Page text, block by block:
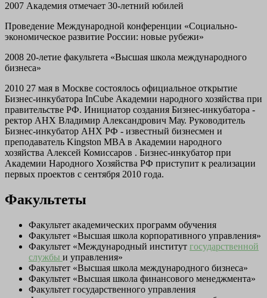
2007 Академия отмечает 30-летний юбилей
Проведение Международной конференции «Социально-
экономическое развитие России: новые рубежи»
2008 20-летие факультета «Высшая школа международного
бизнеса»
2010 27 мая в Москве состоялось официальное открытие
Бизнес-инкубатора InCube Академии народного хозяйства при
правительстве РФ. Инициатор создания Бизнес-инкубатора -
ректор АНХ Владимир Александрович Мау. Руководитель
Бизнес-инкубатор АНХ РФ - известный бизнесмен и
преподаватель Kingston MBA в Академии народного
хозяйства Алексей Комиссаров . Бизнес-инкубатор при
Академии Народного Хозяйства РФ приступит к реализации
первых проектов с сентября 2010 года.
Факультеты
Факультет академических программ обучения
Факультет «Высшая школа корпоративного управления»
Факультет «Международный институт государственной
службы и управления»
Факультет «Высшая школа международного бизнеса»
Факультет «Высшая школа финансового менеджмента»
Факультет государственного управления